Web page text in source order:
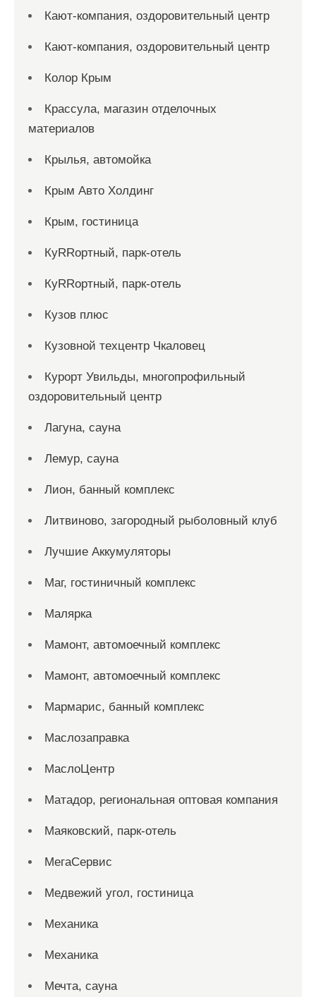
Кают-компания, оздоровительный центр
Кают-компания, оздоровительный центр
Колор Крым
Крассула, магазин отделочных
материалов
Крылья, автомойка
Крым Авто Холдинг
Крым, гостиница
КуRRортный, парк-отель
КуRRортный, парк-отель
Кузов плюс
Кузовной техцентр Чкаловец
Курорт Увильды, многопрофильный
оздоровительный центр
Лагуна, сауна
Лемур, сауна
Лион, банный комплекс
Литвиново, загородный рыболовный клуб
Лучшие Аккумуляторы
Маг, гостиничный комплекс
Малярка
Мамонт, автомоечный комплекс
Мамонт, автомоечный комплекс
Мармарис, банный комплекс
Маслозаправка
МаслоЦентр
Матадор, региональная оптовая компания
Маяковский, парк-отель
МегаСервис
Медвежий угол, гостиница
Механика
Механика
Мечта, сауна